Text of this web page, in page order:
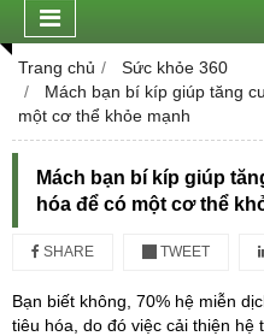
Trang chủ
Sức khỏe 360
Mách bạn bí kíp giúp tăng
một cơ thể khỏe mạnh
Mách bạn bí kíp giúp
hóa để có một cơ thể
SHARE TWEET
Bạn biết không, 70% hệ miễn
tiêu hóa, do đó việc cải thiện